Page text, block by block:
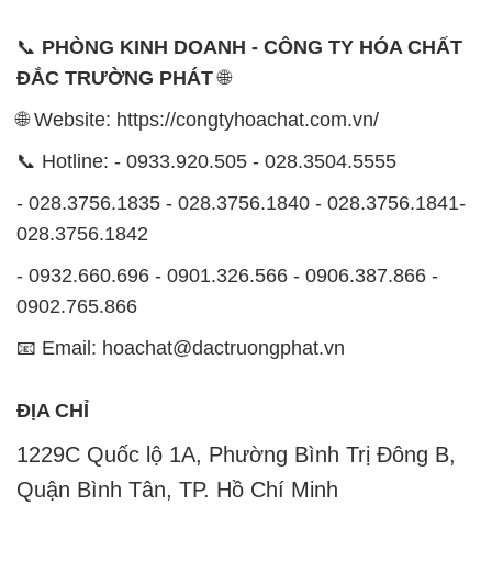
📞 PHÒNG KINH DOANH - CÔNG TY HÓA CHẤT
ĐẮC TRƯỜNG PHÁT🌐
🌐 Website: https://congtyhoachat.com.vn/
📞 Hotline: - 0933.920.505 - 028.3504.5555
- 028.3756.1835 - 028.3756.1840 - 028.3756.1841-
028.3756.1842
- 0932.660.696 - 0901.326.566 - 0906.387.866 -
0902.765.866
📧 Email: hoachat@dactruongphat.vn
ĐỊA CHỈ
1229C Quốc lộ 1A, Phường Bình Trị Đông B,
Quận Bình Tân, TP. Hồ Chí Minh